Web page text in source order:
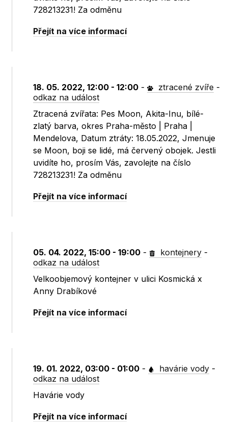
728213231! Za odměnu
Přejít na více informací
18. 05. 2022, 12:00 - 12:00 - ztracené zvíře -
odkaz na událost
Ztracená zvířata: Pes Moon, Akita-Inu, bílé-
zlatý barva, okres Praha-město | Praha |
Mendelova, Datum ztráty: 18.05.2022, Jmenuje
se Moon, boji se lidé, má červený obojek. Jestli
uvidíte ho, prosím Vás, zavolejte na číslo
728213231! Za odměnu
Přejít na více informací
05. 04. 2022, 15:00 - 19:00 - kontejnery -
odkaz na událost
Velkoobjemový kontejner v ulici Kosmická x
Anny Drabíkové
Přejít na více informací
19. 01. 2022, 03:00 - 01:00 - havárie vody -
odkaz na událost
Havárie vody
Přejít na více informací